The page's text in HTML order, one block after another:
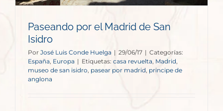
Paseando por el Madrid de San
Isidro
Por José Luis Conde Huelga | 29/06/17 | Categorías:
España, Europa | Etiquetas: casa revuelta, Madrid,
museo de san isidro, pasear por madrid, principe de
anglona